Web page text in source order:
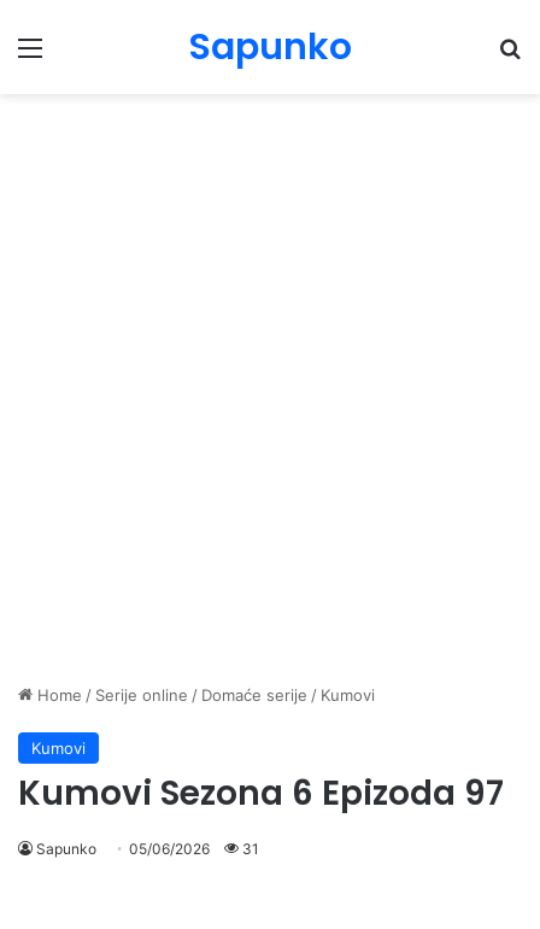
Menu Sapunko
Home / Serije online / Domaće serije / Kumovi
Kumovi
Kumovi Sezona 6 Epizoda 97
Sapunko 05/06/2026 31